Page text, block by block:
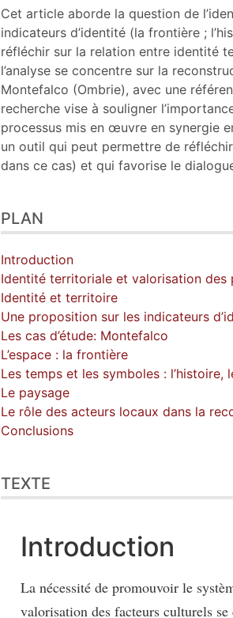
Bibliographie
Notes
Illustrations
Citer cet article
Auteur
Cet article aborde la question de
indicateurs d’identité (la frontière ;
réfléchir sur la relation entre identité
l’analyse se concentre sur la
Montefalco (Ombrie), avec une
recherche vise à souligner
processus mis en œuvre en synergie
un outil qui peut permettre de
dans ce cas) et qui favorise le
PLAN
Introduction
Identité territoriale et valorisation des
Identité et territoire
Une proposition sur les indicateurs
Les cas d’étude: Montefalco
L’espace : la frontière
Les temps et les symboles : l’histoire,
Le paysage
Le rôle des acteurs locaux dans la
Conclusions
TEXTE
Introduction
La nécessité de promouvoir le
valorisation des facteurs culturels